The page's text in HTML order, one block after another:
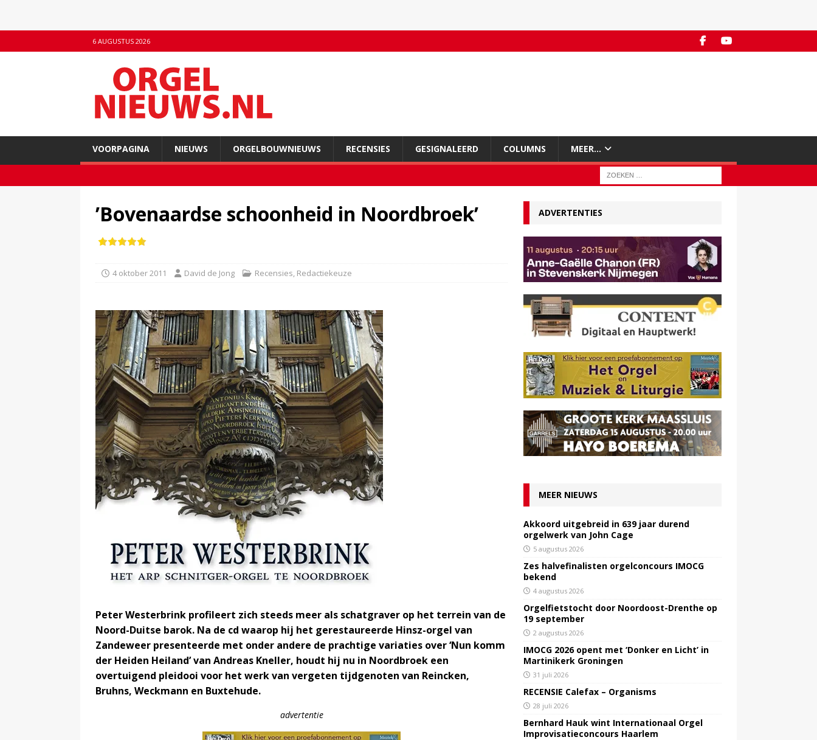
6 AUGUSTUS 2026
VOORPAGINA NIEUWS ORGELBOUWNIEUWS RECENSIES GESIGNALEERD COLUMNS MEER…
’Bovenaardse schoonheid in Noordbroek’
4 oktober 2011 David de Jong Recensies, Redactiekeuze
Peter Westerbrink profileert zich steeds meer als schatgraver op het terrein van de
Noord-Duitse barok. Na de cd waarop hij het gerestaureerde Hinsz-orgel van
Zandeweer presenteerde met onder andere de prachtige variaties over ‘Nun komm
der Heiden Heiland’ van Andreas Kneller, houdt hij nu in Noordbroek een
overtuigend pleidooi voor het werk van vergeten tijdgenoten van Reincken,
Bruhns, Weckmann en Buxtehude.
advertentie
ADVERTENTIES
MEER NIEUWS
Akkoord uitgebreid in 639 jaar durend
orgelwerk van John Cage
5 augustus 2026
Zes halvefinalisten orgelconcours IMOCG
bekend
4 augustus 2026
Orgelfietstocht door Noordoost-Drenthe op
19 september
2 augustus 2026
IMOCG 2026 opent met ‘Donker en Licht’ in
Martinikerk Groningen
31 juli 2026
RECENSIE Calefax – Organisms
28 juli 2026
Bernhard Hauk wint Internationaal Orgel
Improvisatieconcours Haarlem